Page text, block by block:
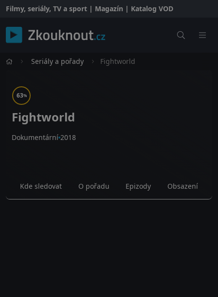
Filmy, seriály, TV a sport | Magazín | Katalog VOD
Seriály a pořady Fightworld
63%
Fightworld
Dokumentární 2018
Kde sledovat O pořadu Epizody Obsazení